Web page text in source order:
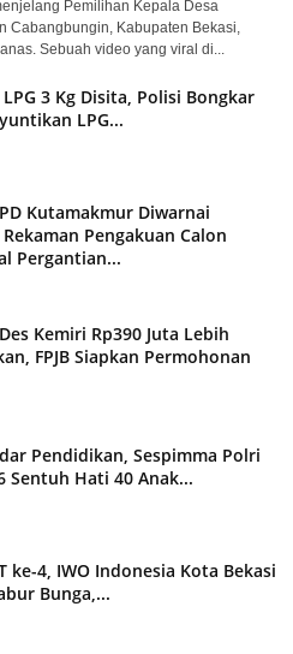
Pemilihan Kepala Desa
Cabangbungin, Kabupaten Bekasi,
Sebuah video yang viral di...
3 Kg Disita, Polisi Bongkar
LPG...
Kutamakmur Diwarnai
Pengakuan Calon
Pergantian...
Kemiri Rp390 Juta Lebih
FPJB Siapkan Permohonan
Pendidikan, Sespimma Polri
Sentuh Hati 40 Anak...
ke-4, IWO Indonesia Kota Bekasi
Bunga,...